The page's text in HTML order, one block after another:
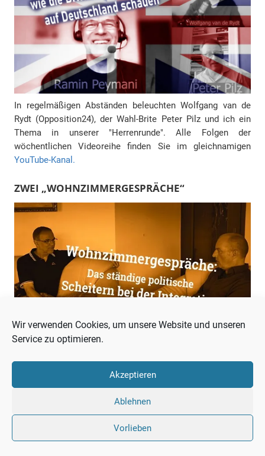
Wir verwenden Cookies, um unsere Website und unseren
Service zu optimieren.
Akzeptieren
Ablehnen
Vorlieben
In regelmäßigen Abständen beleuchten Wolfgang van de
Rydt (Opposition24), der Wahl-Brite Peter Pilz und ich ein
Thema in unserer "Herrenrunde". Alle Folgen der
wöchentlichen Videoreihe finden Sie im gleichnamigen
YouTube-Kanal.
ZWEI „WOHNZIMMERGESPRÄCHE“